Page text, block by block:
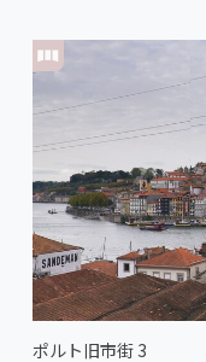
ポルト旧市街 3